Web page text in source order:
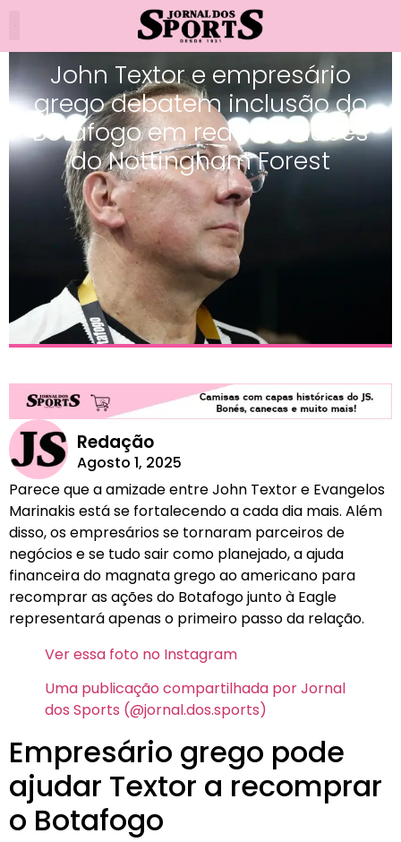
John Textor e empresário
grego debatem inclusão do
Botafogo em rede de clubes
do Nottingham Forest
Redação
Agosto 1, 2025
Parece que a amizade entre John Textor e Evangelos
Marinakis está se fortalecendo a cada dia mais. Além
disso, os empresários se tornaram parceiros de
negócios e se tudo sair como planejado, a ajuda
financeira do magnata grego ao americano para
recomprar as ações do Botafogo junto à Eagle
representará apenas o primeiro passo da relação.
Ver essa foto no Instagram
Uma publicação compartilhada por Jornal
dos Sports (@jornal.dos.sports)
Empresário grego pode
ajudar Textor a recomprar
o Botafogo